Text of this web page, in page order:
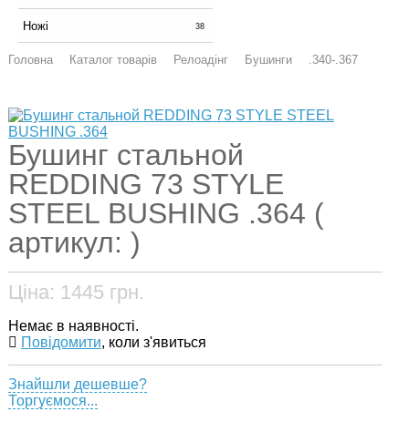
Ножі 38
Головна Каталог товарів Релоадінг Бушинги .340-.367
Бушинг стальной
REDDING 73 STYLE
STEEL BUSHING .364 (
артикул: )
Ціна: 1445 грн.
Немає в наявності.
Повідомити, коли з'явиться
Знайшли дешевше?
Торгуємося...